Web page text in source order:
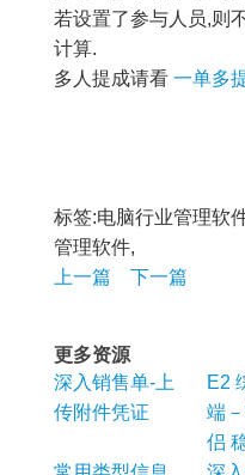
若设置了参与人员,则
计算.
多人提成请看 一单多
标签:电脑行业管理软
管理软件,
上一篇
下一篇
更多资源
深入销售单-上
传附件凭证
E2
端
侣